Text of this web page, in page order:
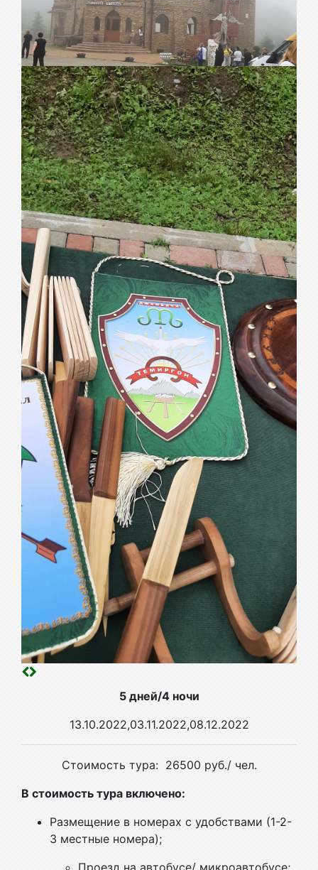
5 дней/4 ночи
13.10.2022,03.11.2022,08.12.2022
Стоимость тура: 26500 руб./ чел.
В стоимость тура включено:
Размещение в номерах с удобствами (1-2-
3 местные номера);